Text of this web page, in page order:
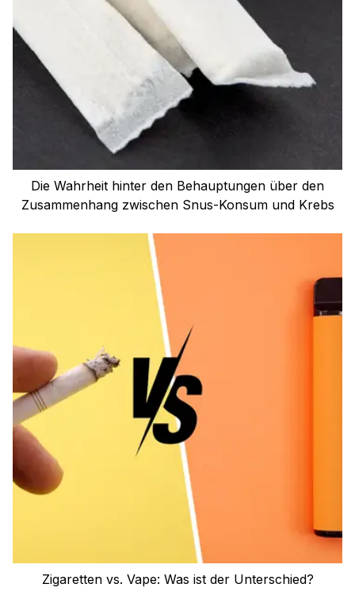
Die Wahrheit hinter den Behauptungen über den
Zusammenhang zwischen Snus-Konsum und Krebs
Zigaretten vs. Vape: Was ist der Unterschied?